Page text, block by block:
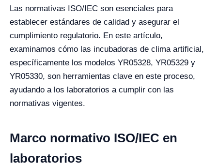
Las normativas ISO/IEC son esenciales para
establecer estándares de calidad y asegurar el
cumplimiento regulatorio. En este artículo,
examinamos cómo las incubadoras de clima artificial,
específicamente los modelos YR05328, YR05329 y
YR05330, son herramientas clave en este proceso,
ayudando a los laboratorios a cumplir con las
normativas vigentes.
Marco normativo ISO/IEC en
laboratorios